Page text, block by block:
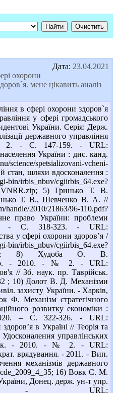
Дата: 23.04.2021
охорони
мене цікавить аналіз
в сфері охорони здоров`я
у сфері громадського
України. Серія: Держ.
державного управління
2. - С. 147-159. - URL:
України : дис. канд.
science/spetsializovani-vcheni-
стан, шляхи вдосконалення :
irbis_nbuv/cgiirbis_64.exe?
5) Гринько Т. В.
Т. В., Шевченко В. А. //
2010/21863/96-110.pdf?
право України: проблеми
- С. 318-323. - URL:
у сфері охорони здоров’я /
irbis_nbuv/cgiirbis_64.exe?
8) Худоба О. В.
- 2010. - № 2. - URL:
// Зб. наук. пр. Таврійськ.
; 10) Долот В. Д. Механізми
захисту України. - Харків,
Ф. Механізм стратегічного
розвитку економіки :
– С. 322-326. - URL:
в Україні // Теорія та
управлінських
- 2010. - № 2. - URL:
врядування. - 2011. - Вип.
механізмів державного
16) Вовк С. М.
Донец. держ. ун-т упр.
- URL: